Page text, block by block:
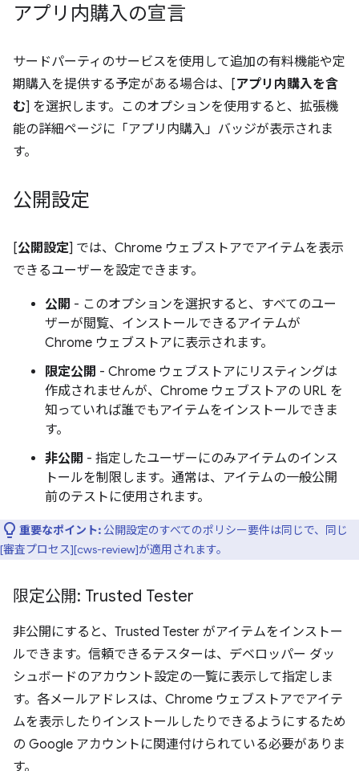
アプリ内購入の宣言
サードパーティのサービスを使用して追加の有料機能や定
期購入を提供する予定がある場合は、[アプリ内購入を含
む] を選択します。このオプションを使用すると、拡張機
能の詳細ページに「アプリ内購入」バッジが表示されま
す。
公開設定
[公開設定] では、Chrome ウェブストアでアイテムを表示
できるユーザーを設定できます。
公開 - このオプションを選択すると、すべてのユー
ザーが閲覧、インストールできるアイテムが
Chrome ウェブストアに表示されます。
限定公開 - Chrome ウェブストアにリスティングは
作成されませんが、Chrome ウェブストアの URL を
知っていれば誰でもアイテムをインストールできま
す。
非公開 - 指定したユーザーにのみアイテムのインス
トールを制限します。通常は、アイテムの一般公開
前のテストに使用されます。
重要なポイント: 公開設定のすべてのポリシー要件は同じで、同じ
[審査プロセス][cws-review]が適用されます。
限定公開: Trusted Tester
非公開にすると、Trusted Tester がアイテムをインストー
ルできます。信頼できるテスターは、デベロッパー ダッ
シュボードのアカウント設定の一覧に表示して指定しま
す。各メールアドレスは、Chrome ウェブストアでアイテ
ムを表示したりインストールしたりできるようにするため
の Google アカウントに関連付けられている必要がありま
す。